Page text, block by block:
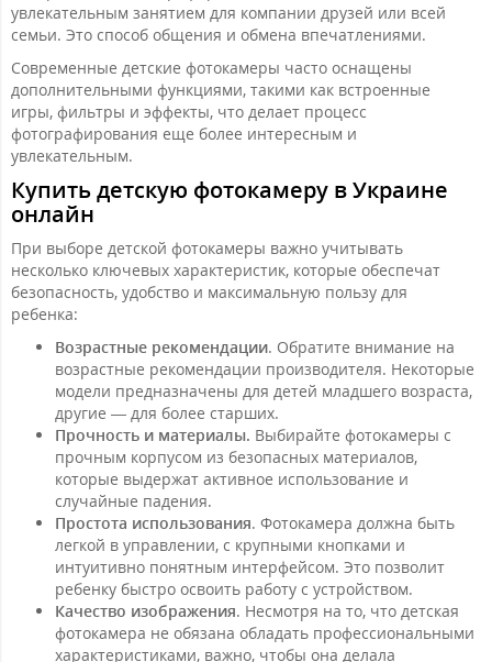
увлекательным занятием для компании друзей или всей
семьи. Это способ общения и обмена впечатлениями.
Современные детские фотокамеры часто оснащены
дополнительными функциями, такими как встроенные
игры, фильтры и эффекты, что делает процесс
фотографирования еще более интересным и
увлекательным.
Купить детскую фотокамеру в Украине
онлайн
При выборе детской фотокамеры важно учитывать
несколько ключевых характеристик, которые обеспечат
безопасность, удобство и максимальную пользу для
ребенка:
Возрастные рекомендации. Обратите внимание на
возрастные рекомендации производителя. Некоторые
модели предназначены для детей младшего возраста,
другие — для более старших.
Прочность и материалы. Выбирайте фотокамеры с
прочным корпусом из безопасных материалов,
которые выдержат активное использование и
случайные падения.
Простота использования. Фотокамера должна быть
легкой в управлении, с крупными кнопками и
интуитивно понятным интерфейсом. Это позволит
ребенку быстро освоить работу с устройством.
Качество изображения. Несмотря на то, что детская
фотокамера не обязана обладать профессиональными
характеристиками, важно, чтобы она делала